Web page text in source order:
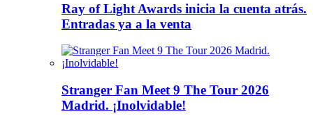
Ray of Light Awards inicia la cuenta atrás.
Entradas ya a la venta
Stranger Fan Meet 9 The Tour 2026
Madrid. ¡Inolvidable!